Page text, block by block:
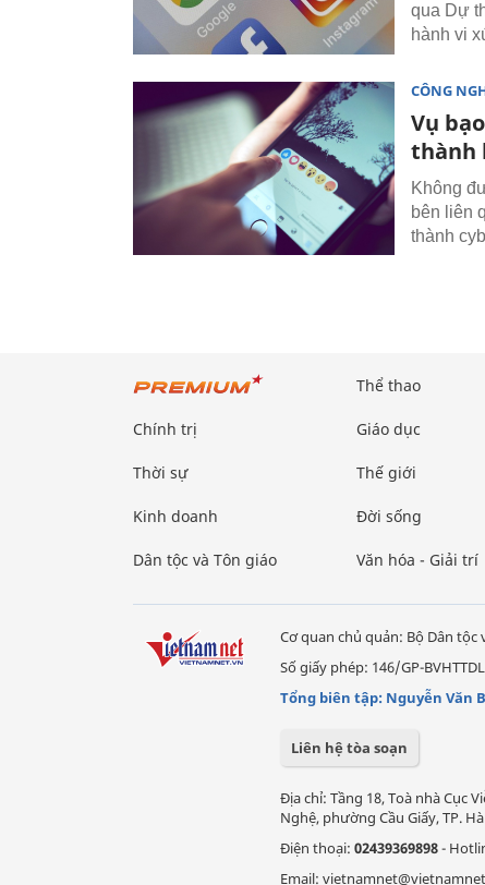
qua Dự
hành vi
CÔNG
Vụ
thành
Không
bên liên
thành
Chính trị
Thời sự
Kinh doanh
Dân tộc và Tôn giáo
Thể thao
Giáo dục
Thế giới
Đời sống
Văn hóa - Giải trí
Cơ quan chủ quản: Bộ Dân tộc
Số giấy phép: 146/GP-
Tổng biên tập: Nguyễn Văn
Liên hệ tòa soạn
Địa chỉ: Tầng 18, Toà nhà Cục
Nghệ, phường Cầu Giấy, TP.
Điện thoại: 02439369898-
Email: